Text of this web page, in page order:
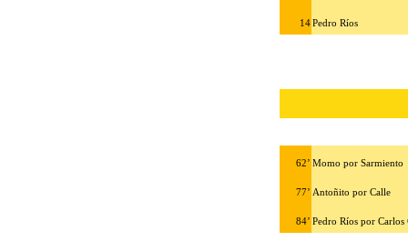
14Pedro Ríos
62’ Momo por Sarmiento
77’ Antoñito por Calle
84’ Pedro Ríos por Carlos